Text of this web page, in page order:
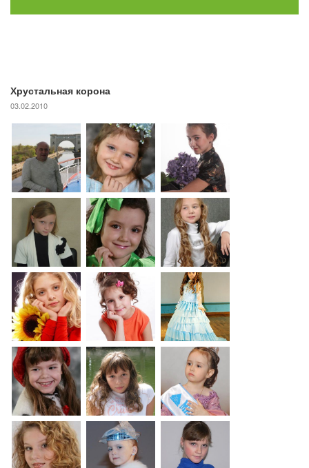
Хрустальная корона
03.02.2010